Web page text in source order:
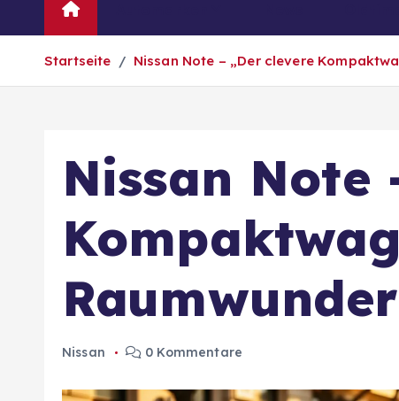
Startseite Nissan Note – „Der clevere
Nissan Note
Nissan 0 Kommentare